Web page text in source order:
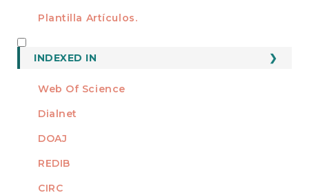
Plantilla Artículos.
INDEXED IN
Web Of Science
Dialnet
DOAJ
REDIB
CIRC